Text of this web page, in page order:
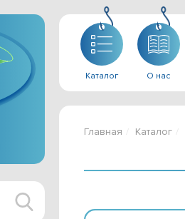
Каталог О нас
Главная Каталог